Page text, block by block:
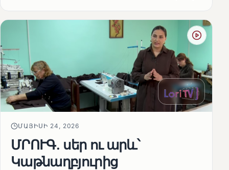
ՄԱՅԻՍԻ 24, 2026
ՄՐՈՒԳ․ սեր ու արև՝
Կաթնաղբյուրից